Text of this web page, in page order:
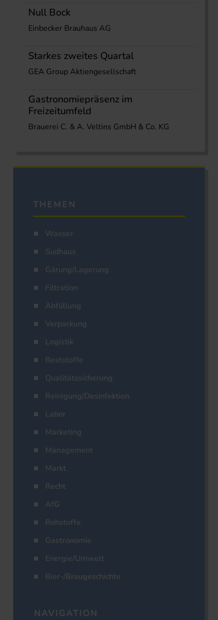
Null Bock
Einbecker Brauhaus AG
Starkes zweites Quartal
GEA Group Aktiengesellschaft
Gastronomiepräsenz im
Freizeitumfeld
Brauerei C. & A. Veltins GmbH & Co. KG
THEMEN
Wasser
Sudhaus
Gärung/Lagerung
Filtration
Abfüllung
Verpackung
Logistik
Reststoffe
Qualitätssicherung
Reinigung/Desinfektion
Labor
Marketing
Management
Markt
Recht
AfG
Rohstoffe
Gastronomie
Energie/Umwelt
Bier-/Braugeschichte
NAVIGATION